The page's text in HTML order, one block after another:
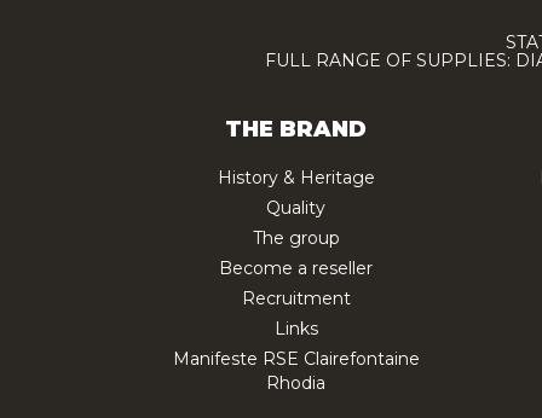
FULL RANGE OF SUPPLIES:
THE BRAND
History & Heritage
Quality
The group
Become a reseller
Recruitment
Links
Manifeste RSE Clairefontaine
Rhodia